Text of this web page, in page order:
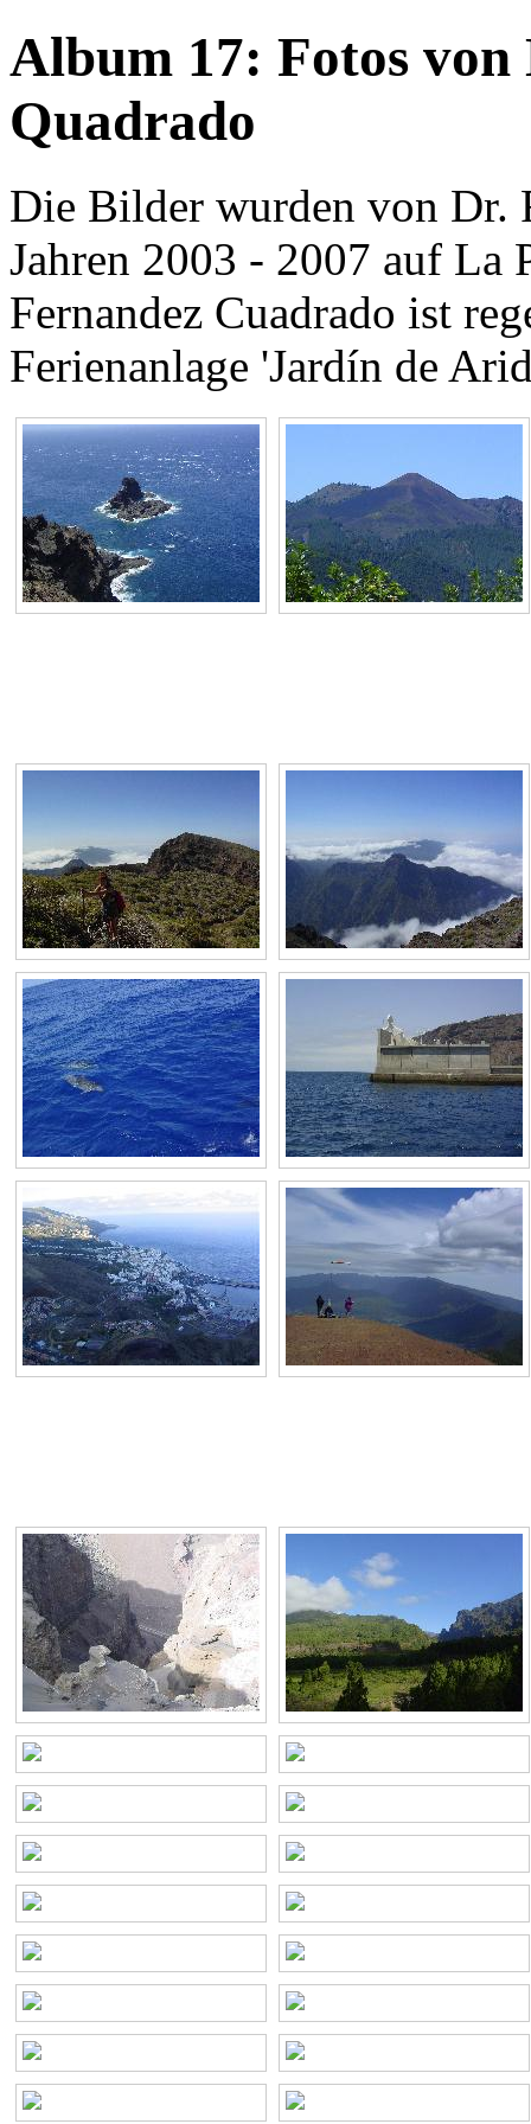
Album 17: Fotos
Quadrado
Die Bilder wurden von Dr.
Jahren 2003 - 2007 auf La
Fernandez Cuadrado ist
Ferienanlage 'Jardín de